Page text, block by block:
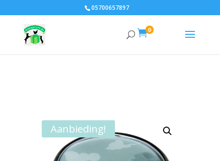
05700657897
0
Aanbieding!